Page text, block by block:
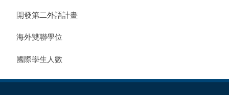
開發第二外語計畫
海外雙聯學位
國際學生人數